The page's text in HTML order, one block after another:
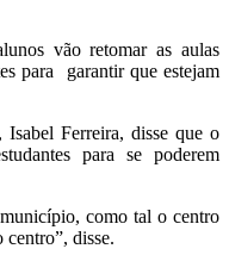
vão retomar as aulas
para garantir que estejam
Ferreira, disse que o
para se poderem
como tal o centro
centro”, disse.